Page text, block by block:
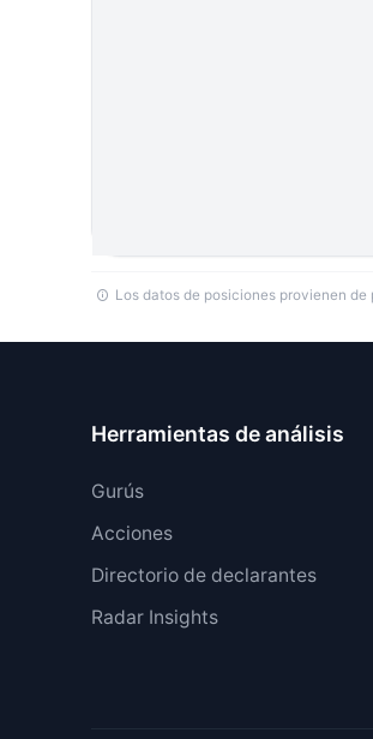
Los datos de posiciones provienen de
Herramientas de análisis
Gurús
Acciones
Directorio de declarantes
Radar Insights